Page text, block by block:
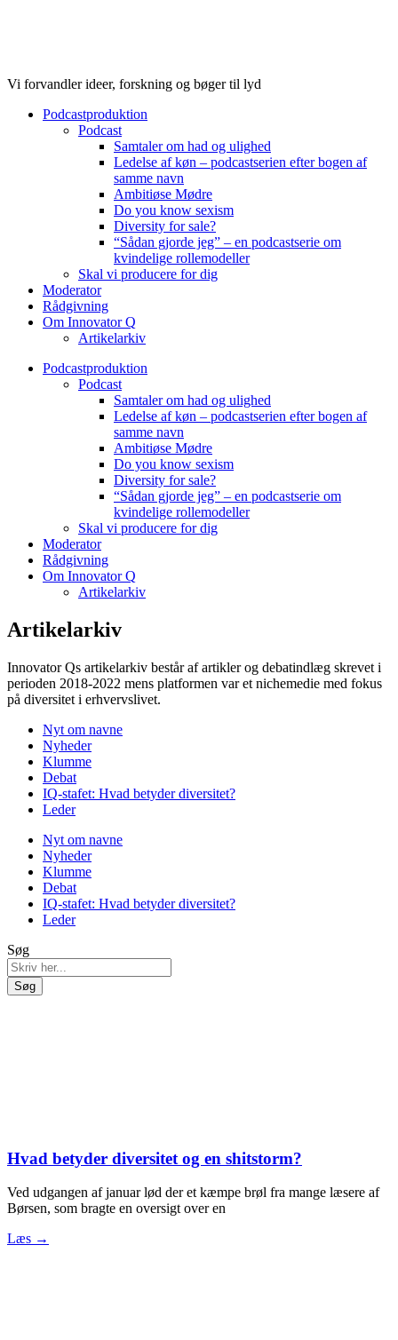
Vi forvandler ideer, forskning og bøger til lyd
Podcastproduktion
Podcast
Samtaler om had og ulighed
Ledelse af køn – podcastserien efter bogen af
samme navn
Ambitiøse Mødre
Do you know sexism
Diversity for sale?
“Sådan gjorde jeg” – en podcastserie om
kvindelige rollemodeller
Skal vi producere for dig
Moderator
Rådgivning
Om Innovator Q
Artikelarkiv
Podcastproduktion
Podcast
Samtaler om had og ulighed
Ledelse af køn – podcastserien efter bogen af
samme navn
Ambitiøse Mødre
Do you know sexism
Diversity for sale?
“Sådan gjorde jeg” – en podcastserie om
kvindelige rollemodeller
Skal vi producere for dig
Moderator
Rådgivning
Om Innovator Q
Artikelarkiv
Artikelarkiv
Innovator Qs artikelarkiv består af artikler og debatindlæg skrevet i
perioden 2018-2022 mens platformen var et nichemedie med fokus
på diversitet i erhvervslivet.
Nyt om navne
Nyheder
Klumme
Debat
IQ-stafet: Hvad betyder diversitet?
Leder
Nyt om navne
Nyheder
Klumme
Debat
IQ-stafet: Hvad betyder diversitet?
Leder
Søg
Søg
Hvad betyder diversitet og en shitstorm?
Ved udgangen af januar lød der et kæmpe brøl fra mange læsere af
Børsen, som bragte en oversigt over en
Læs →